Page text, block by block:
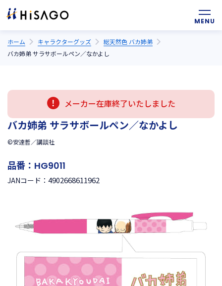
ホーム キャラクターグッズ
総天然色 バカ姉弟
バカ姉弟 サラサボールペン／なかよし
メーカー在庫終了いたしました
バカ姉弟 サラサボールペン／なかよし
©安達哲／講談社
品番： HG9011
JANコード： 4902668611962